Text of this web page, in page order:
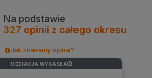
Na podstawie
327 opinii z całego okresu
Jak zbieramy opinie?
MEDIACJA WYGASŁA ?